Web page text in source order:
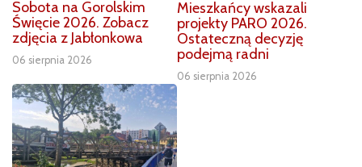
Sobota na Gorolskim
Święcie 2026. Zobacz
zdjęcia z Jabłonkowa
06 sierpnia 2026
Mieszkańcy wskazali
projekty PARO 2026.
Ostateczną decyzję
podejmą radni
06 sierpnia 2026